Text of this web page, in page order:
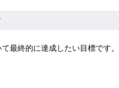
最終的に達成したい目標です。